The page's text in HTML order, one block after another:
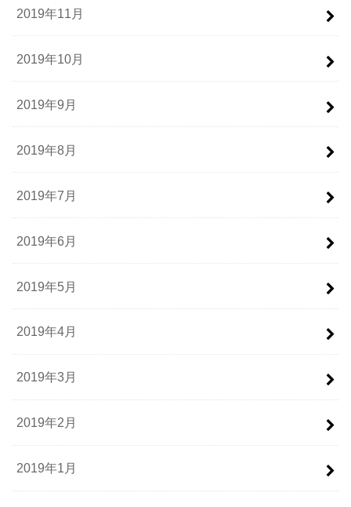
2019年11月
2019年10月
2019年9月
2019年8月
2019年7月
2019年6月
2019年5月
2019年4月
2019年3月
2019年2月
2019年1月